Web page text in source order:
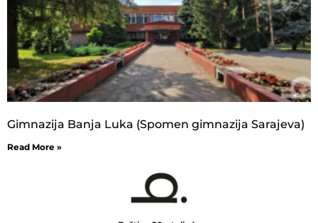
Gimnazija Banja Luka (Spomen gimnazija Sarajeva)
Read More »